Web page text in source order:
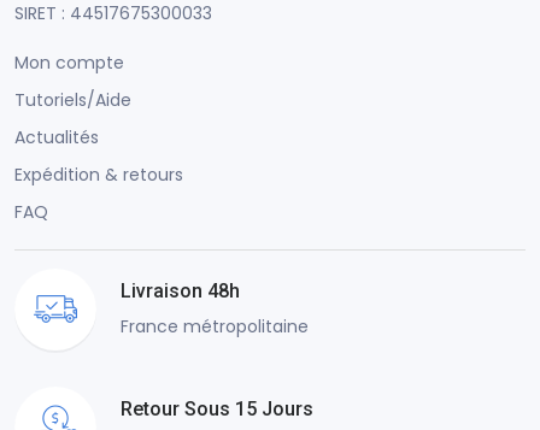
SIRET : 44517675300033
Mon compte
Tutoriels/Aide
Actualités
Expédition & retours
FAQ
Livraison 48h
France métropolitaine
Retour Sous 15 Jours